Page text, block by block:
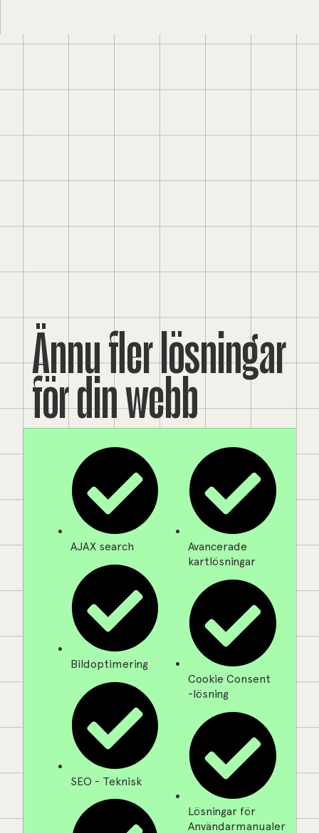
Ännu fler lösningar
för din webb
AJAX search
Bildoptimering
SEO - Teknisk
Avancerade
kartlösningar
Cookie Consent
-lösning
Lösningar för
Användarmanualer